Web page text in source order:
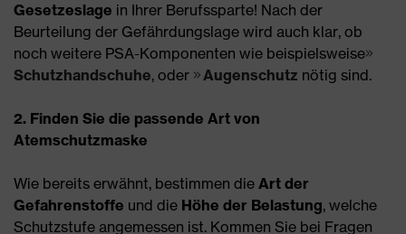
Gesetzeslage in Ihrer Berufssparte! Nach der
Beurteilung der Gefährdungslage wird auch klar, ob
noch weitere PSA-Komponenten wie beispielsweise
Schutzhandschuhe, oder Augenschutz nötig sind.
2. Finden Sie die passende Art von
Atemschutzmaske
Wie bereits erwähnt, bestimmen die Art der
Gefahrenstoffe und die Höhe der Belastung, welche
Schutzstufe angemessen ist. Kommen Sie bei Fragen